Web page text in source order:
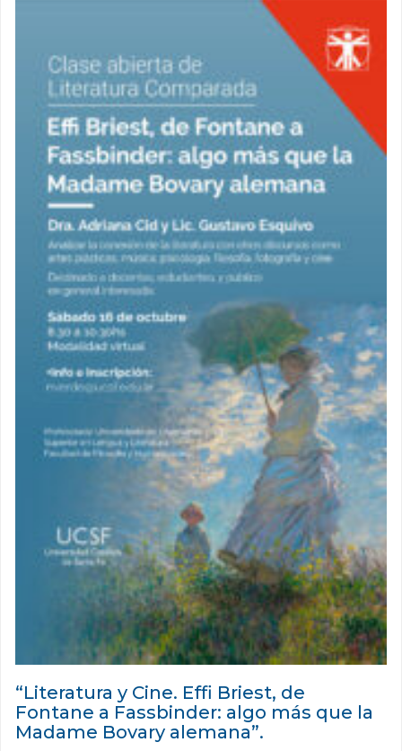
“Literatura y Cine. Effi Briest, de
Fontane a Fassbinder: algo más que la
Madame Bovary alemana”.